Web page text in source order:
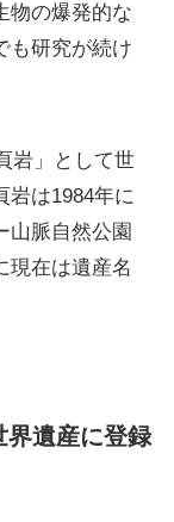
物の爆発的な
も研究が続け
岩」として世
岩は1984年に
山脈自然公園
現在は遺産名
界遺産に登録